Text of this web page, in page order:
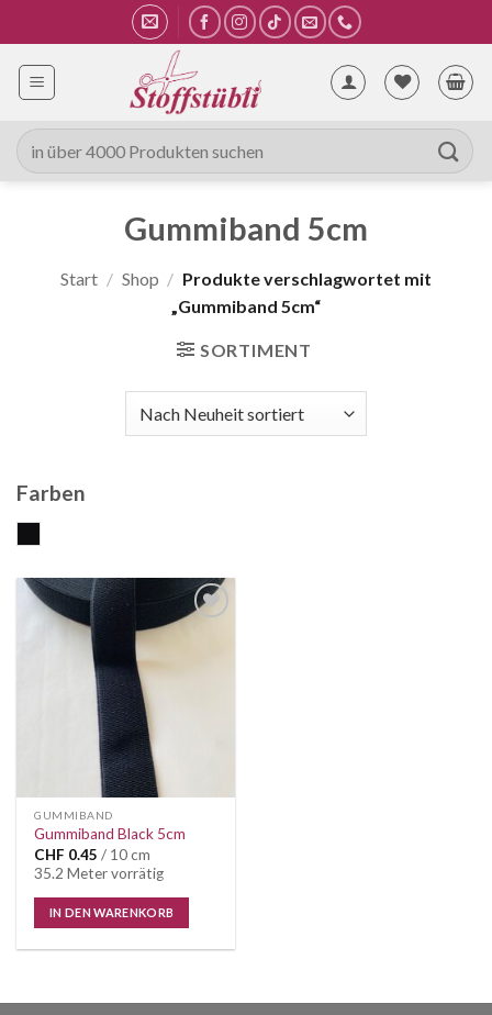
Inhalt
springen
Suche
nach:
Gummiband 5cm
Start / Shop / Produkte verschlagwortet mit
„Gummiband 5cm“
SORTIMENT
Farben
GUMMIBAND
Gummiband Black 5cm
CHF 0.45 / 10 cm
35.2 Meter vorrätig
IN DEN WARENKORB